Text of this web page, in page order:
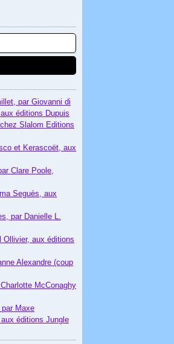
par Giovanni di
éditions Dupuis
Slalom Editions
et Kerascoët, aux
Clare Poole,
Seguès, aux
par Danielle L.
Ollivier, aux éditions
Alexandre (coup
McConaghy
Maxe
éditions Jungle